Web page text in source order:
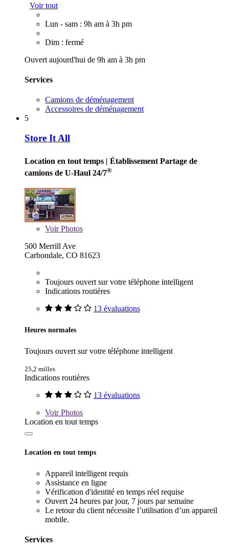
Voir tout
Lun - sam : 9h am à 3h pm
Dim : fermé
Ouvert aujourd'hui de 9h am à 3h pm
Services
Camions de déménagement
Accessoires de déménagement
5
Store It All
Location en tout temps | Établissement Partage de
camions de U-Haul 24/7®
VoirPhotos
500 Merrill Ave
Carbondale, CO 81623
Toujours ouvert sur votre téléphone intelligent
Indications routières
13 évaluations
Heures normales
Toujours ouvert sur votre téléphone intelligent
25,2 milles
Indications routières
13 évaluations
VoirPhotos
Location en tout temps
Location en tout temps
Appareil intelligent requis
Assistance en ligne
Vérification d'identité en temps réel requise
Ouvert 24 heures par jour, 7 jours par semaine
Le retour du client nécessite l’utilisation d’un appareil
mobile.
Services